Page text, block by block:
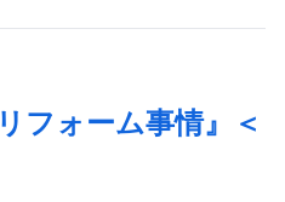
フォーム事情』＜